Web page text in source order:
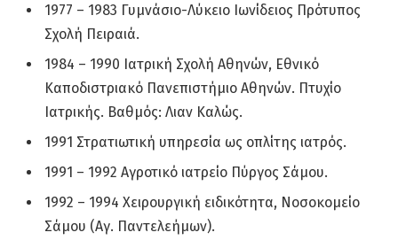
1977 – 1983 Γυμνάσιο-Λύκειο Ιωνίδειος Πρότυπος
Σχολή Πειραιά.
1984 – 1990 Ιατρική Σχολή Αθηνών, Εθνικό
Καποδιστριακό Πανεπιστήμιο Αθηνών. Πτυχίο
Ιατρικής. Βαθμός: Λιαν Καλώς.
1991 Στρατιωτική υπηρεσία ως οπλίτης ιατρός.
1991 – 1992 Αγροτικό ιατρείο Πύργος Σάμου.
1992 – 1994 Χειρουργική ειδικότητα, Νοσοκομείο
Σάμου (Αγ. Παντελεήμων).